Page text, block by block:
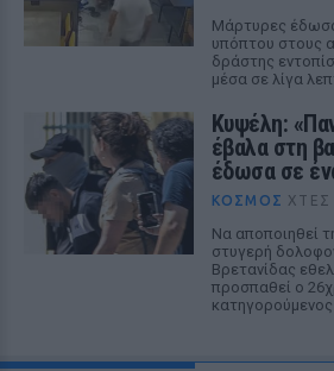
Μάρτυρες
υπόπτου στους
δράστης
μέσα σε λίγα
Κυψέλη:
έβαλα στη
έδωσα σε
ΚΌΣΜΟΣ ΧΤΕΣ
Να αποποιηθεί
στυγερή
Βρετανίδας
προσπαθεί ο
κατηγορούμενος